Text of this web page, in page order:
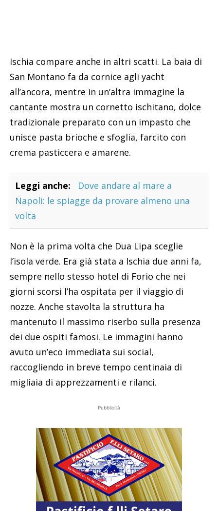
Ischia compare anche in altri scatti. La baia di
San Montano fa da cornice agli yacht
all’ancora, mentre in un’altra immagine la
cantante mostra un cornetto ischitano, dolce
tradizionale preparato con un impasto che
unisce pasta brioche e sfoglia, farcito con
crema pasticcera e amarene.
Leggi anche:
Dove andare al mare a
Napoli: le spiagge da provare almeno una
volta
Non è la prima volta che Dua Lipa sceglie
l’isola verde. Era già stata a Ischia due anni fa,
sempre nello stesso hotel di Forio che nei
giorni scorsi l’ha ospitata per il viaggio di
nozze. Anche stavolta la struttura ha
mantenuto il massimo riserbo sulla presenza
dei due ospiti famosi. Le immagini hanno
avuto un’eco immediata sui social,
raccogliendo in breve tempo centinaia di
migliaia di apprezzamenti e rilanci.
Pubblicità